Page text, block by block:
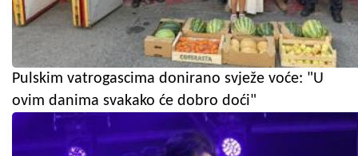
Pulskim vatrogascima donirano svježe voće: "U
ovim danima svakako će dobro doći"